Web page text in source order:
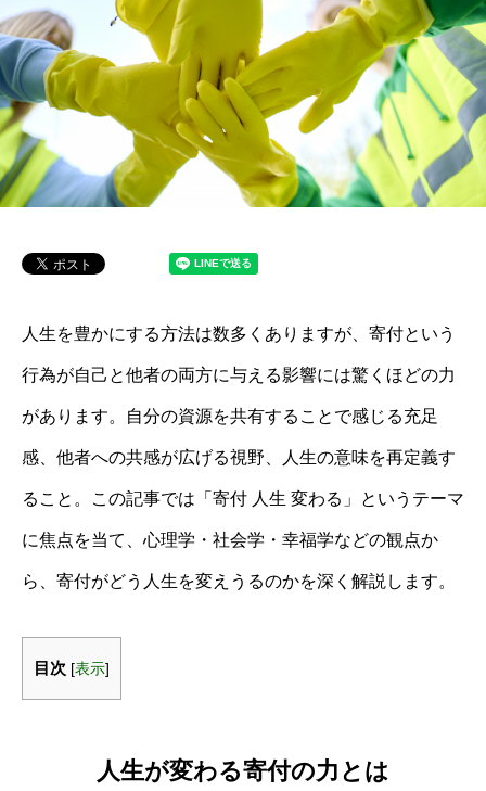
人生を豊かにする方法は数多くありますが、寄付という
行為が自己と他者の両方に与える影響には驚くほどの力
があります。自分の資源を共有することで感じる充足
感、他者への共感が広げる視野、人生の意味を再定義す
ること。この記事では「寄付 人生 変わる」というテーマ
に焦点を当て、心理学・社会学・幸福学などの観点か
ら、寄付がどう人生を変えうるのかを深く解説します。
目次 [表示]
人生が変わる寄付の力とは